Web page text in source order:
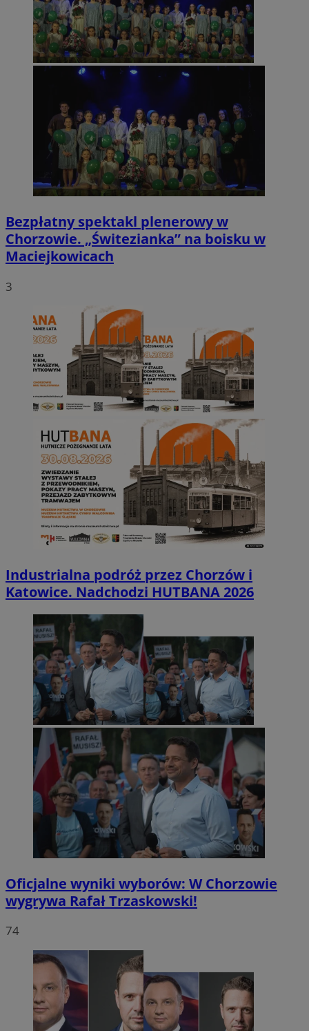
Bezpłatny spektakl plenerowy w
Chorzowie. „Świtezianka” na boisku w
Maciejkowicach
3
Industrialna podróż przez Chorzów i
Katowice. Nadchodzi HUTBANA 2026
Oficjalne wyniki wyborów: W Chorzowie
wygrywa Rafał Trzaskowski!
74